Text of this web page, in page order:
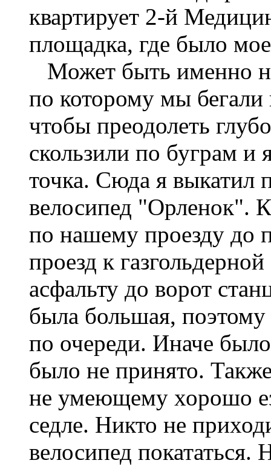
квартирует 2-й
площадка, где было
Может быть именно
по которому мы
чтобы преодолеть
скользили по буграм и
точка. Сюда я выкатил
велосипед "Орленок".
по нашему проезду до
проезд к
асфальту до ворот
была большая, поэтому
по очереди. Иначе
было не принято.
не умеющему хорошо
седле. Никто не
велосипед покататься.